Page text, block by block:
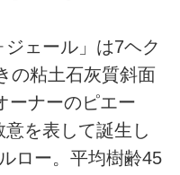
ジェール」は7ヘク
の粘土石灰質斜面
ーナーのピエー
を表して誕生し
ロー。平均樹齢45